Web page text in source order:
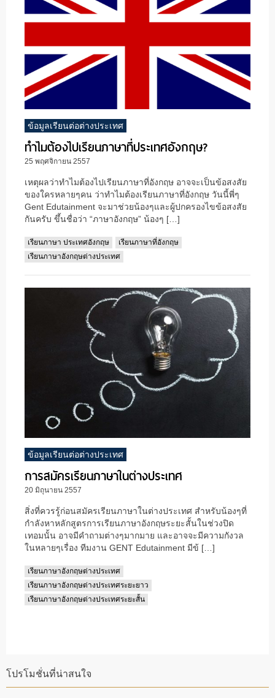
ข้อมูลเรียนต่อต่างประเทศ
ทำไมต้องไปเรียนภาษาที่ประเทศอังกฤษ?
25 พฤศจิกายน 2557
เหตุผลว่าทำไมต้องไปเรียนภาษาที่อังกฤษ อาจจะเป็นข้อสงสัย
ของใครหลายๆคน ว่าทำไมต้องเรียนภาษาที่อังกฤษ วันนี้พี่ๆ
Gent Edutainment จะมาช่วยน้องๆและผู้ปกครองไขข้อสงสัย
กันครับ ขึ้นชื่อว่า “ภาษาอังกฤษ” น้องๆ […]
เรียนภาษา ประเทศอังกฤษ
เรียนภาษาที่อังกฤษ
เรียนภาษาอังกฤษต่างประเทศ
ข้อมูลเรียนต่อต่างประเทศ
การสมัครเรียนภาษาในต่างประเทศ
20 มิถุนายน 2557
สิ่งที่ควรรู้ก่อนสมัครเรียนภาษาในต่างประเทศ สำหรับน้องๆที่
กำลังหาหลักสูตรการเรียนภาษาอังกฤษระยะสั้นในช่วงปิด
เทอมนั้น อาจมีคำถามต่างๆมากมาย และอาจจะมีความกังวล
ในหลายๆเรื่อง ทีมงาน GENT Edutainment มีข้ […]
เรียนภาษาอังกฤษต่างประเทศ
เรียนภาษาอังกฤษต่างประเทศระยะยาว
เรียนภาษาอังกฤษต่างประเทศระยะสั้น
โปรโมชั่นที่น่าสนใจ